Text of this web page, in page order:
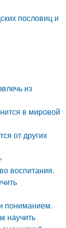
пословиц и
из
в мировой
от других
воспитания.
пониманием.
научить